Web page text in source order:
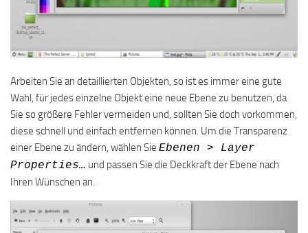
Arbeiten Sie an detaillierten Objekten, so ist es immer eine gute
Wahl, für jedes einzelne Objekt eine neue Ebene zu benutzen, da
Sie so größere Fehler vermeiden und, sollten Sie doch vorkommen,
diese schnell und einfach entfernen können. Um die Transparenz
einer Ebene zu ändern, wählen Sie Ebenen > Layer
Properties… und passen Sie die Deckkraft der Ebene nach
Ihren Wünschen an.